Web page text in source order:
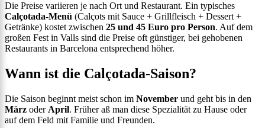
Die Preise variieren je nach Ort und Restaurant. Ein typisches
Calçotada-Menü (Calçots mit Sauce + Grillfleisch + Dessert +
Getränke) kostet zwischen 25 und 45 Euro pro Person. Auf dem
großen Fest in Valls sind die Preise oft günstiger, bei gehobenen
Restaurants in Barcelona entsprechend höher.
Wann ist die Calçotada-Saison?
Die Saison beginnt meist schon im November und geht bis in den
März oder April. Früher aß man diese Spezialität zu Hause oder
auf dem Feld mit Familie und Freunden.